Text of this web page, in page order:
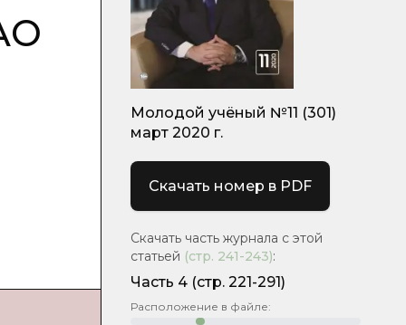
Молодой учёный №11 (301)
март 2020 г.
Скачать номер в PDF
Скачать часть журнала с этой
статьей (стр. 241-243):
Часть 4 (стр. 221-291)
Расположение в файле: